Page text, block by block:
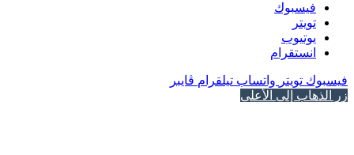
فيسبوك
تويتر
يوتيوب
انستقرام
فيسبوك تويتر واتساب تيلقرام ڤايبر
زر الذهاب إلى الأعلى